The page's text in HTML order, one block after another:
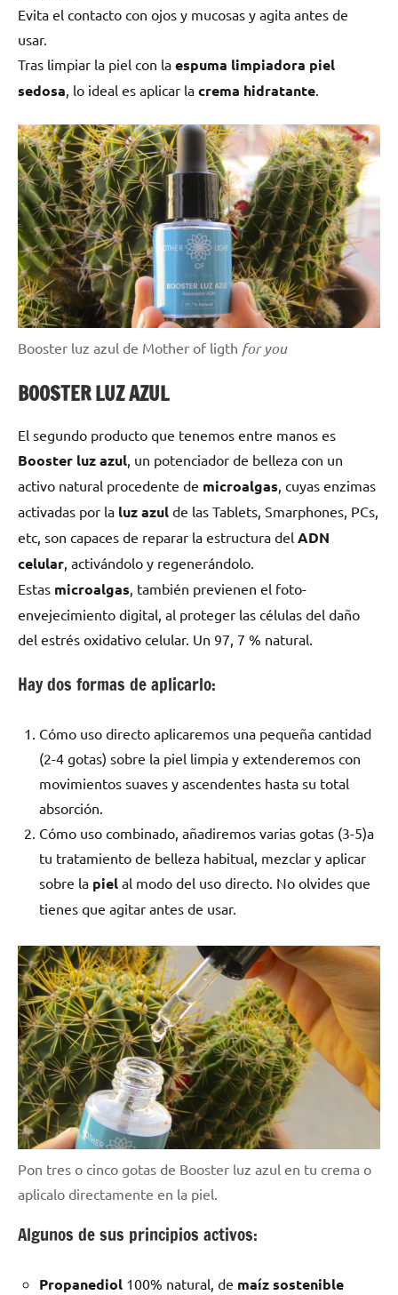
Evita el contacto con ojos y mucosas y agita antes de
usar.
Tras limpiar la piel con la espuma limpiadora piel
sedosa , lo ideal es aplicar la crema hidratante
Booster luz azul de Mother of ligth for you
BOOSTER LUZ AZUL
El segundo producto que tenemos entre manos es
Booster luz azul un potenciador de belleza con un
activo natural procedente de microalgas , cuyas enzimas
activadas por la luz azul de las Tablets, Smarphones, PCs,
etc, son capaces de reparar la estructura del ADN
celular , activándolo y regenerándolo.
Estas microalgas , también previenen el foto-
envejecimiento digital, al proteger las células del daño
del estrés oxidativo celular. Un 97, 7 % natural.
Hay dos formas de aplicarlo:
Cómo uso directo aplicaremos una pequeña cantidad
(2-4 gotas) sobre la piel limpia y extenderemos con
movimientos suaves y ascendentes hasta su total
absorción.
Cómo uso combinado, añadiremos varias gotas (3-5)a
tu tratamiento de belleza habitual, mezclar y aplicar
sobre la piel al modo del uso directo. No olvides que
tienes que agitar antes de usar.
Pon tres o cinco gotas de Booster luz azul en tu crema o
aplicalo directamente en la piel.
Algunos de sus principios activos:
Propanediol 100% natural, de maíz sostenible